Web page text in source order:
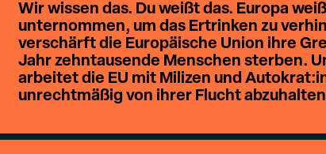
Wir wissen das. Du weißt das. Europa
unternommen, um das Ertrinken zu
verschärft die Europäische Union ihre
Jahr zehntausende Menschen sterben.
arbeitet die EU mit Milizen und
unrechtmäßig von ihrer Flucht